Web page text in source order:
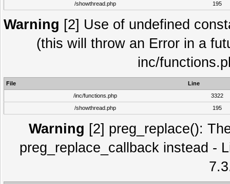
/showthread.php
195
Warning [2] Use of undefined
(this will throw an Error in a
inc/
File
Line
/inc/functions.php
3322
/showthread.php
195
Warning [2] preg_replace():
preg_replace_callback instead -